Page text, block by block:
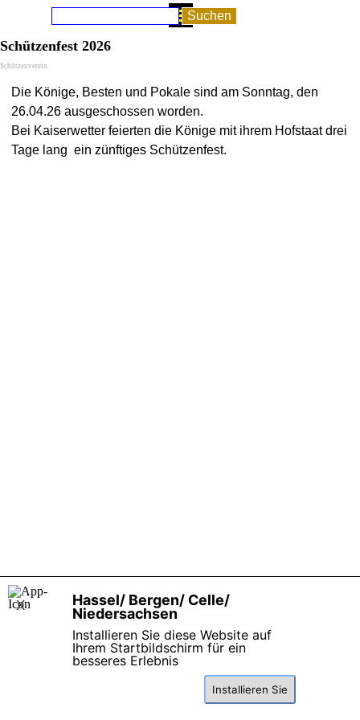
Direkt zum SeiteninhaltMenü überspringen
Suchen
Schützenfest 2026
Schützenverein
Die Könige, Besten und Pokale sind am Sonntag, den
26.04.26 ausgeschossen worden.
Bei Kaiserwetter feierten die Könige mit ihrem Hofstaat drei
Tage lang ein zünftiges Schützenfest.
Hassel/ Bergen/ Celle/
Niedersachsen
Installieren Sie diese Website auf
Ihrem Startbildschirm für ein
besseres Erlebnis
Installieren Sie
X